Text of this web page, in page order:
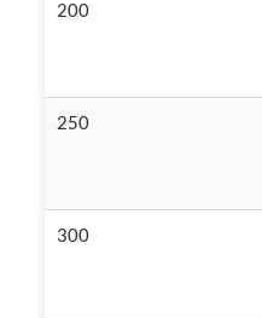
200
250
300